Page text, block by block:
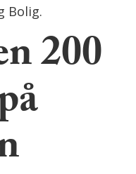
Bolig.
200